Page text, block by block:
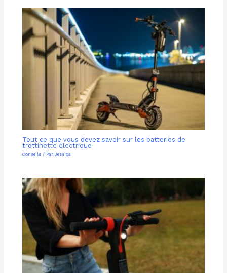
Tout ce que vous devez savoir sur les batteries de
trottinette électrique
Conseils / ParJessica